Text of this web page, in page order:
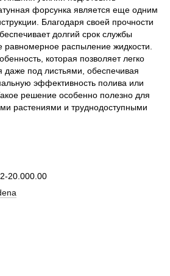
форсунка является еще одним
Благодаря своей прочности
долгий срок службы
равномерное распыление жидкости.
которая позволяет легко
даже под листьями, обеспечивая
эффективность полива или
решение особенно полезно для
растениями и труднодоступными
20.000.00